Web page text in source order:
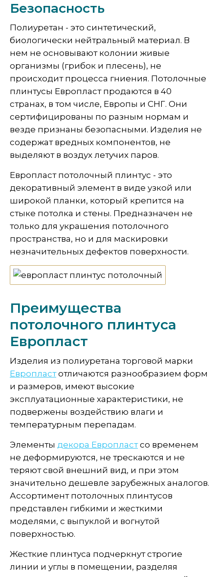
Безопасность
Полиуретан - это синтетический,
биологически нейтральный материал. В
нем не основывают колонии живые
организмы (грибок и плесень), не
происходит процесса гниения. Потолочные
плинтусы Европласт продаются в 40
странах, в том числе, Европы и СНГ. Они
сертифицированы по разным нормам и
везде признаны безопасными. Изделия не
содержат вредных компонентов, не
выделяют в воздух летучих паров.
Европласт потолочный плинтус - это
декоративный элемент в виде узкой или
широкой планки, который крепится на
стыке потолка и стены. Предназначен не
только для украшения потолочного
пространства, но и для маскировки
незначительных дефектов поверхности.
Преимущества
потолочного плинтуса
Европласт
Изделия из полиуретана торговой марки
Европластотличаются разнообразием форм
и размеров, имеют высокие
эксплуатационные характеристики, не
подвержены воздействию влаги и
температурным перепадам.
Элементы декора Европластсо временем
не деформируются, не трескаются и не
теряют свой внешний вид, и при этом
значительно дешевле зарубежных аналогов.
Ассортимент потолочных плинтусов
представлен гибкими и жесткими
моделями, с выпуклой и вогнутой
поверхностью.
Жесткие плинтуса подчеркнут строгие
линии и углы в помещении, разделяя